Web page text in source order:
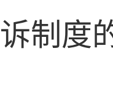
制度